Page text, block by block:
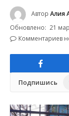
Автор Алия
Обновлено: 21
Комментариев
Подпишись